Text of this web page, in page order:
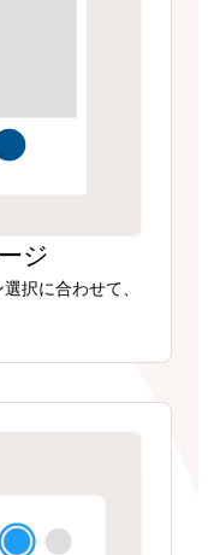
ジ
択に合わせて、